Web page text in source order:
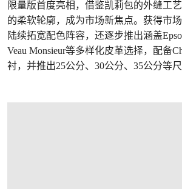
限量版首度亮相，借鉴凯莉包的外缝工
的柔软轮廓，成为市场新焦点。获得市
陆续拓宽配色阵容，还逐步推出涵盖
Veau Monsieur等多样化皮革选择，配备
衬，并推出25公分、30公分、35公分等尺